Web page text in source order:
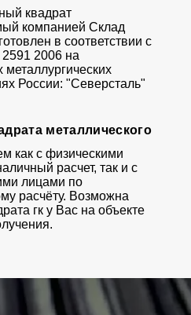
квадрат
компанией Склад
в соответствии с
2006 на
металлургических
России: "Северсталь"
металлического
как с физическими
расчет, так и с
лицами по
расчёту. Возможна
гк у Вас на объекте